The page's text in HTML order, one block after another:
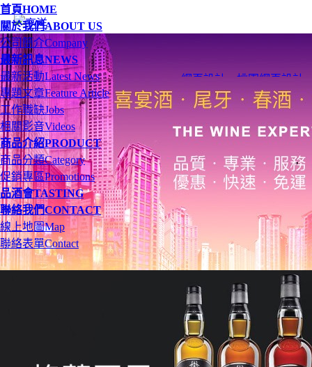
首頁HOME
關於我們ABOUT US
公司簡介Company
最新訊息NEWS
最新活動Latest News
專題文章Feature Article
工作職缺Jobs
相關影音Videos
商品介紹PRODUCT
商品分類Category
促銷專區Promotions
品酒會TASTING
聯絡我們CONTACT
線上地圖Map
聯絡表單Contact
網頁設計 桃園網頁設計